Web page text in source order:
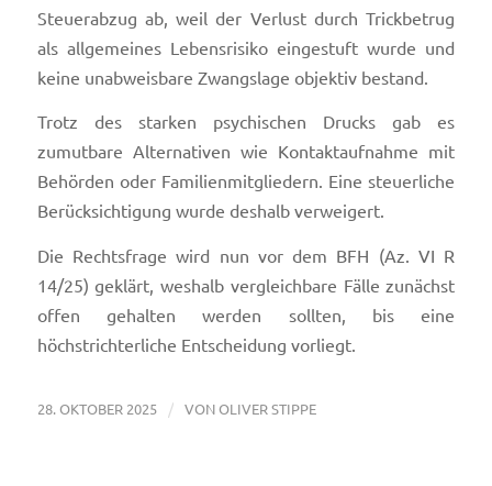
Steuerabzug ab, weil der Verlust durch Trickbetrug
als allgemeines Lebensrisiko eingestuft wurde und
keine unabweisbare Zwangslage objektiv bestand.
Trotz des starken psychischen Drucks gab es
zumutbare Alternativen wie Kontaktaufnahme mit
Behörden oder Familienmitgliedern. Eine steuerliche
Berücksichtigung wurde deshalb verweigert.
Die Rechtsfrage wird nun vor dem BFH (Az. VI R
14/25) geklärt, weshalb vergleichbare Fälle zunächst
offen gehalten werden sollten, bis eine
höchstrichterliche Entscheidung vorliegt.
28. OKTOBER 2025 / VONOLIVER STIPPE